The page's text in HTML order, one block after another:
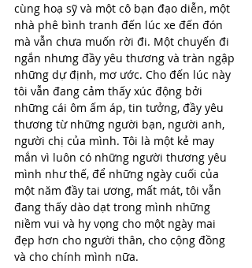
cùng hoạ sỹ và một cô bạn đạo diễn, một
nhà phê bình tranh đến lúc xe đến đón
mà vẫn chưa muốn rời đi. Một chuyến đi
ngắn nhưng đầy yêu thương và tràn ngập
những dự định, mơ ước. Cho đến lúc này
tôi vẫn đang cảm thấy xúc động bởi
những cái ôm ấm áp, tin tưởng, đầy yêu
thương từ những người bạn, người anh,
người chị của mình. Tôi là một kẻ may
mắn vì luôn có những người thương yêu
mình như thế, để những ngày cuối của
một năm đầy tai ương, mất mát, tôi vẫn
đang thấy dào dạt trong mình những
niềm vui và hy vọng cho một ngày mai
đẹp hơn cho người thân, cho cộng đồng
và cho chính mình nữa.